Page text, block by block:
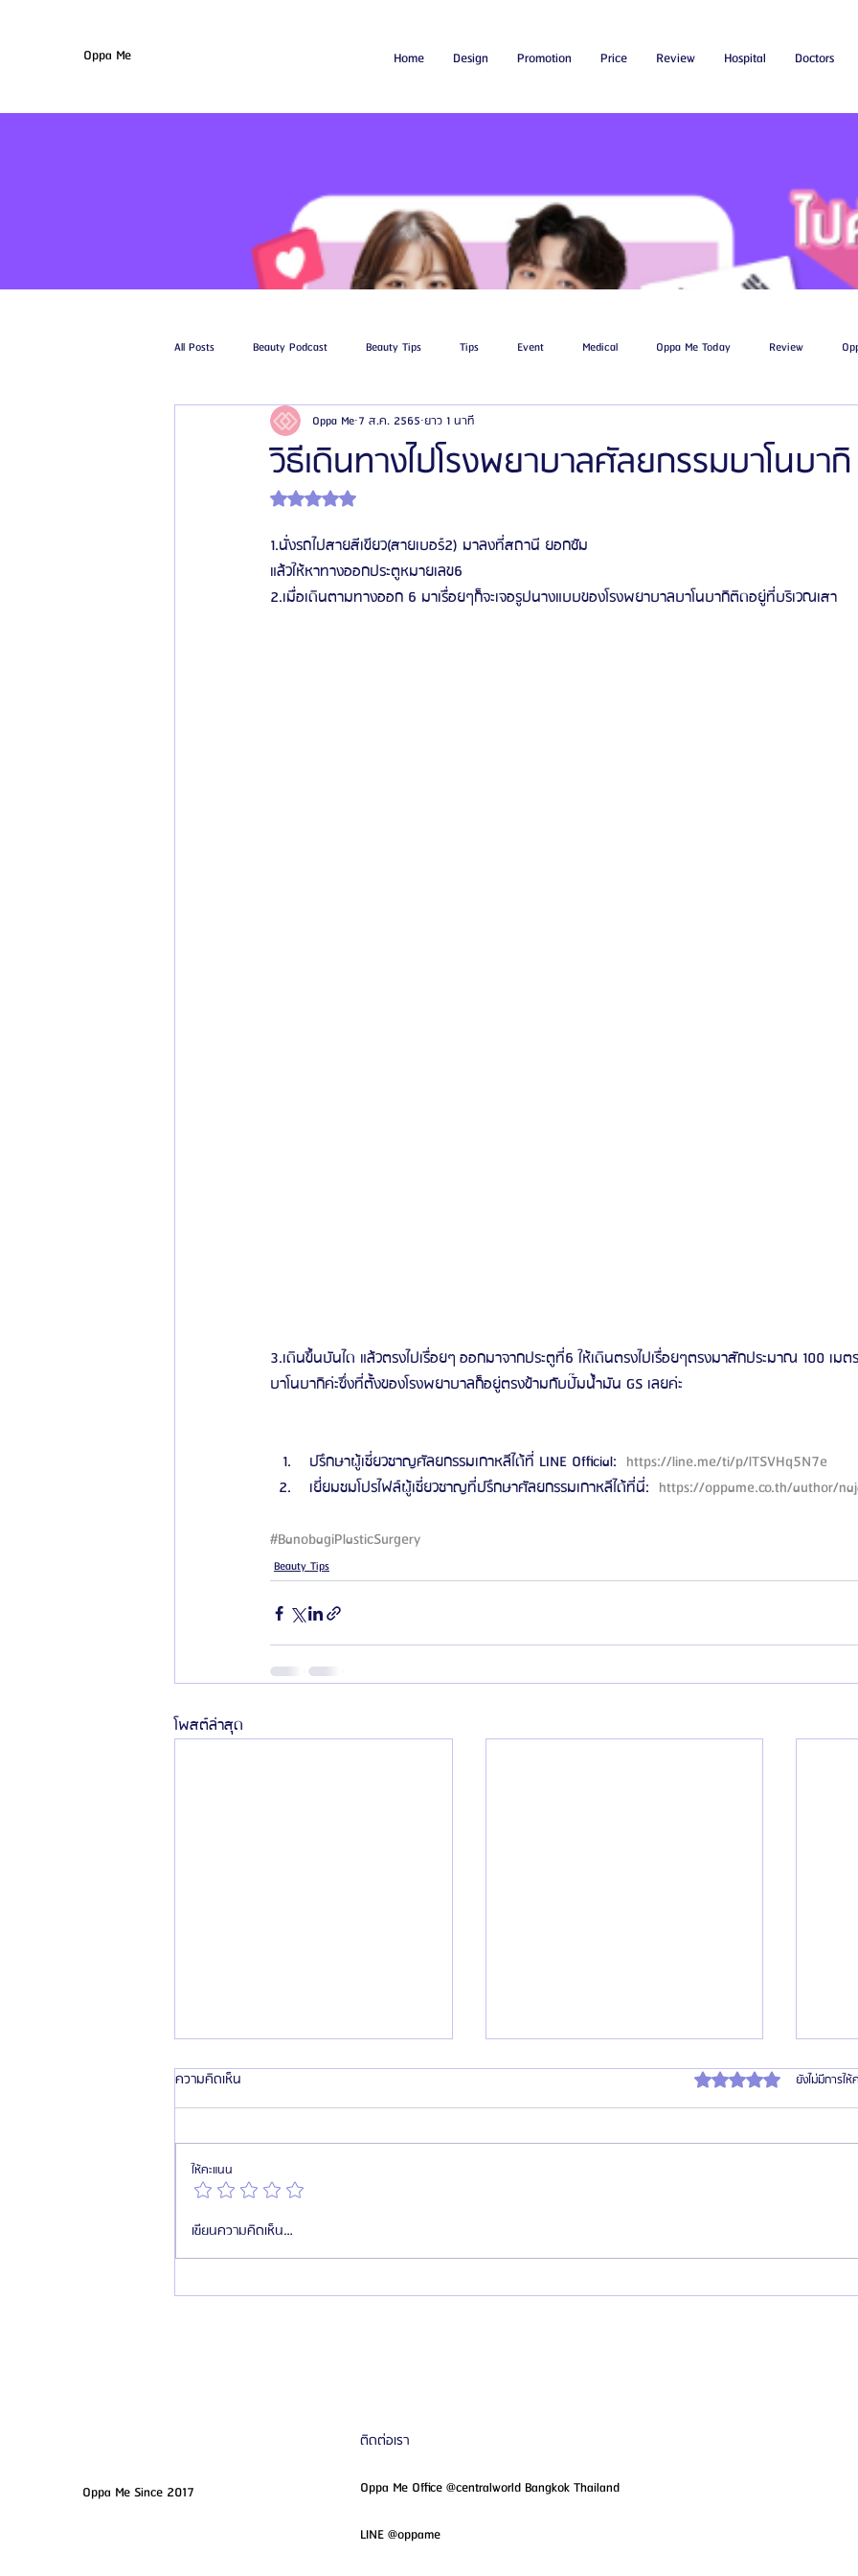
Home Design Promotion Price Review Hospital Doctors
Oppa Me
All Posts Beauty Podcast Beauty Tips Tips Event Medical Oppa Me Today Review
รีวิวศัลยกรรมฉีดไขมัน รีวิวศัลยกรรมดูดไขมัน
โรงพยาบาลศัลยกรรมเฟรช
รีวิวศัลยกรรมผู้ชาย โรงพยาบาลศัลยกรรมมาอิน
วิธีเดินทางไปโรงพยาบาลศัลยกรรมบาโนบากิ
Oppa Me 7 ส.ค. 2565 ยาว 1 นาที
ได้รับ NaN เต็ม 5 ดาว
1.นั่งรถไปสายสีเขียว(สายเบอร์2) มาลงที่สถานี ยอกซัม
แล้วให้หาทางออกประตูหมายเลข6
2.เมื่อเดินตามทางออก 6 มาเรื่อยๆก็จะเจอรูปนางแบบของโรงพยาบาลบาโนบากิติดอยู่ที่บริเวณเสา
3.เดินขึ้นบันได แล้วตรงไปเรื่อยๆ ออกมาจากประตูที่6 ให้เดินตรงไปเรื่อยๆตรงมาสักประมาณ 100 เมต
บาโนบากิค่ะซึ่งที่ตั้งของโรงพยาบาลก็อยู่ตรงข้ามกับปั๊มน้ำมัน GS เลยค่ะ
ปรึกษาผู้เชี่ยวชาญศัลยกรรมเกาหลีได้ที่ LINE Official: https://line.me/ti/p/lTSVHq5N7e
เยี่ยมชมโปรไฟล์ผู้เชี่ยวชาญที่ปรึกษาศัลยกรรมเกาหลีได้ที่นี่: https://oppame.co.th/author/
#BanobagiPlasticSurgery
Beauty Tips
โพสต์ล่าสุด
HemaPure คืออะไร นวัตกรรมฟอก
เลือดทางการแพทย์ ฟื้นฟูระดับเซลล์
ฟื้นฟูเซลล์และสุขภาพลึก
ความ
ความคิดเห็น ได้รับ 0 เต็ม 5 ดาวยังไม่มีการให้
ให้คะแนน
เขียนความคิดเห็น…
Oppa Me Since 2017
ติดต่อเรา
Oppa Me Office @centralworld Bangkok Thailand
LINE @oppame